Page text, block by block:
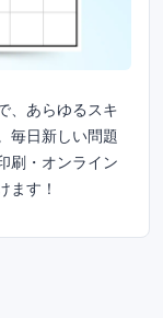
、あらゆるスキ
毎日新しい問題
刷・オンライン
ます！